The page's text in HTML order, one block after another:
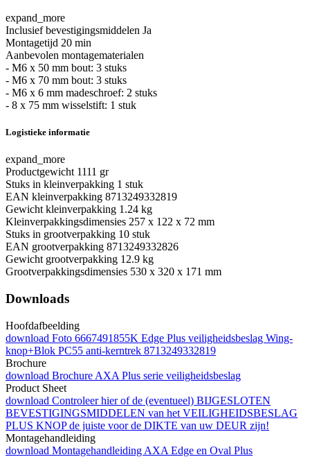
expand_more
Inclusief bevestigingsmiddelen Ja
Montagetijd 20 min
Aanbevolen montagematerialen
- M6 x 50 mm bout: 3 stuks
- M6 x 70 mm bout: 3 stuks
- M6 x 6 mm madeschroef: 2 stuks
- 8 x 75 mm wisselstift: 1 stuk
Logistieke informatie
expand_more
Productgewicht 1111 gr
Stuks in kleinverpakking 1 stuk
EAN kleinverpakking 8713249332819
Gewicht kleinverpakking 1.24 kg
Kleinverpakkingsdimensies 257 x 122 x 72 mm
Stuks in grootverpakking 10 stuk
EAN grootverpakking 8713249332826
Gewicht grootverpakking 12.9 kg
Grootverpakkingsdimensies 530 x 320 x 171 mm
Downloads
Hoofdafbeelding
download Foto 6667491855K Edge Plus veiligheidsbeslag Wing-
knop+Blok PC55 anti-kerntrek 8713249332819
Brochure
download Brochure AXA Plus serie veiligheidsbeslag
Product Sheet
download Controleer hier of de (eventueel) BIJGESLOTEN
BEVESTIGINGSMIDDELEN van het VEILIGHEIDSBESLAG
PLUS KNOP de juiste voor de DIKTE van uw DEUR zijn!
Montagehandleiding
download Montagehandleiding AXA Edge en Oval Plus